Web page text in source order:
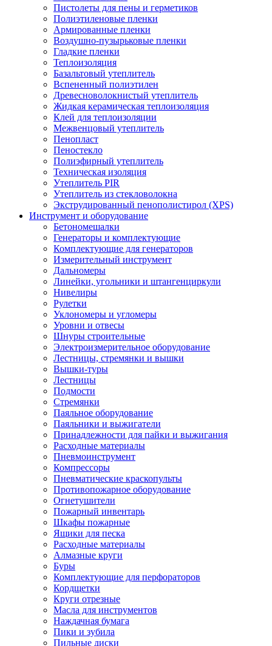
Пистолеты для пены и герметиков
Полиэтиленовые пленки
Армированные пленки
Воздушно-пузырьковые пленки
Гладкие пленки
Теплоизоляция
Базальтовый утеплитель
Вспененный полиэтилен
Древесноволокнистый утеплитель
Жидкая керамическая теплоизоляция
Клей для теплоизоляции
Межвенцовый утеплитель
Пенопласт
Пеностекло
Полиэфирный утеплитель
Техническая изоляция
Утеплитель PIR
Утеплитель из стекловолокна
Экструдированный пенополистирол (XPS)
Инструмент и оборудование
Бетономешалки
Генераторы и комплектующие
Комплектующие для генераторов
Измерительный инструмент
Дальномеры
Линейки, угольники и штангенциркули
Нивелиры
Рулетки
Уклономеры и угломеры
Уровни и отвесы
Шнуры строительные
Электроизмерительное оборудование
Лестницы, стремянки и вышки
Вышки-туры
Лестницы
Подмости
Стремянки
Паяльное оборудование
Паяльники и выжигатели
Принадлежности для пайки и выжигания
Расходные материалы
Пневмоинструмент
Компрессоры
Пневматические краскопульты
Противопожарное оборудование
Огнетушители
Пожарный инвентарь
Шкафы пожарные
Ящики для песка
Расходные материалы
Алмазные круги
Буры
Комплектующие для перфораторов
Кордщетки
Круги отрезные
Масла для инструментов
Наждачная бумага
Пики и зубила
Пильные диски